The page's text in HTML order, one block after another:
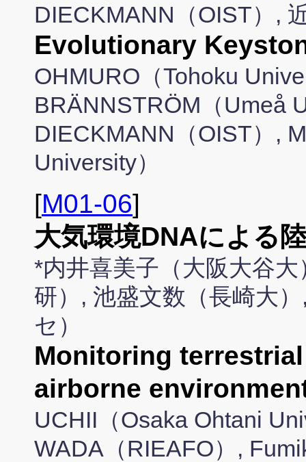
DIECKMANN（OIST）,
Evolutionary
OHMURO（Tohoku
BRÄNNSTRÖM（Umeå
DIECKMANN（OIST）,
University）
[M01-06]
大気環境DNAによる
*内井喜美子（大阪大谷
研）, 池盛文数（長崎大
セ）
Monitoring
airborne
UCHII（Osaka Ohtani
WADA（RIEAFO）,